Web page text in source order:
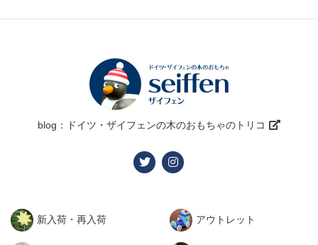
blog：ドイツ・ザイフェンの木のおもちゃのトリコ
新入荷・再入荷 アウトレット